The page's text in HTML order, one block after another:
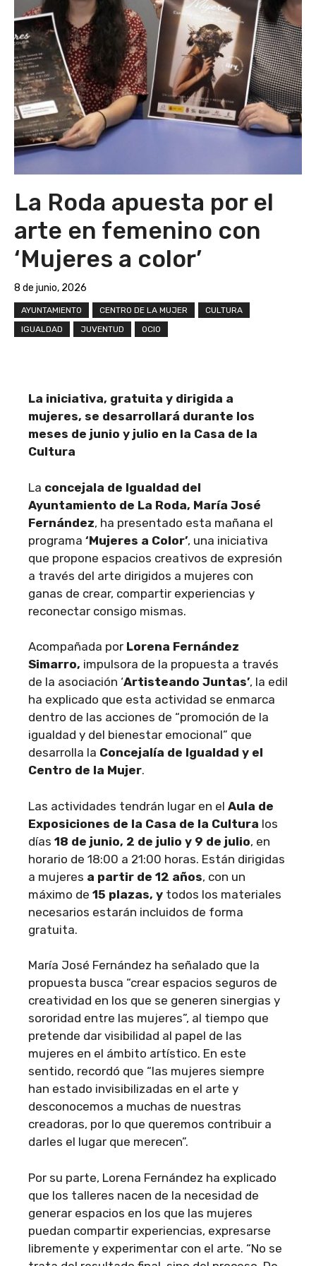
La Roda apuesta por el
arte en femenino con
‘Mujeres a color’
8 de junio, 2026
AYUNTAMIENTO CENTRO DE LA MUJER
CULTURA
IGUALDAD
JUVENTUD OCIO
La iniciativa, gratuita y dirigida a
mujeres, se desarrollará durante los
meses de junio y julio en la Casa de la
Cultura
La concejala de Igualdad del
Ayuntamiento de La Roda, María José
Fernández, ha presentado esta mañana el
programa ‘Mujeres a Color’, una iniciativa
que propone espacios creativos de expresión
a través del arte dirigidos a mujeres con
ganas de crear, compartir experiencias y
reconectar consigo mismas.
Acompañada por Lorena Fernández
Simarro, impulsora de la propuesta a través
de la asociación ‘Artisteando Juntas’, la edil
ha explicado que esta actividad se enmarca
dentro de las acciones de “promoción de la
igualdad y del bienestar emocional” que
desarrolla la Concejalía de Igualdad y el
Centro de la Mujer.
Las actividades tendrán lugar en el Aula de
Exposiciones de la Casa de la Cultura los
días 18 de junio, 2 de julio y 9 de julio, en
horario de 18:00 a 21:00 horas. Están dirigidas
a mujeres a partir de 12 años, con un
máximo de 15 plazas, y todos los materiales
necesarios estarán incluidos de forma
gratuita.
María José Fernández ha señalado que la
propuesta busca “crear espacios seguros de
creatividad en los que se generen sinergias y
sororidad entre las mujeres”, al tiempo que
pretende dar visibilidad al papel de las
mujeres en el ámbito artístico. En este
sentido, recordó que “las mujeres siempre
han estado invisibilizadas en el arte y
desconocemos a muchas de nuestras
creadoras, por lo que queremos contribuir a
darles el lugar que merecen”.
Por su parte, Lorena Fernández ha explicado
que los talleres nacen de la necesidad de
generar espacios en los que las mujeres
puedan compartir experiencias, expresarse
libremente y experimentar con el arte. “No se